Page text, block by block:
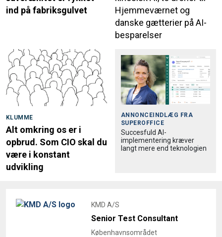
ind på fabriksgulvet
Hjemmeværnet og
danske gætterier på AI-
besparelser
KLUMME
Alt omkring os er i
opbrud. Som CIO skal du
være i konstant
udvikling
ANNONCEINDLÆG FRA
SUPEROFFICE
Succesfuld AI-
implementering kræver
langt mere end teknologien
KMD A/S
Senior Test Consultant
Københavnsområdet